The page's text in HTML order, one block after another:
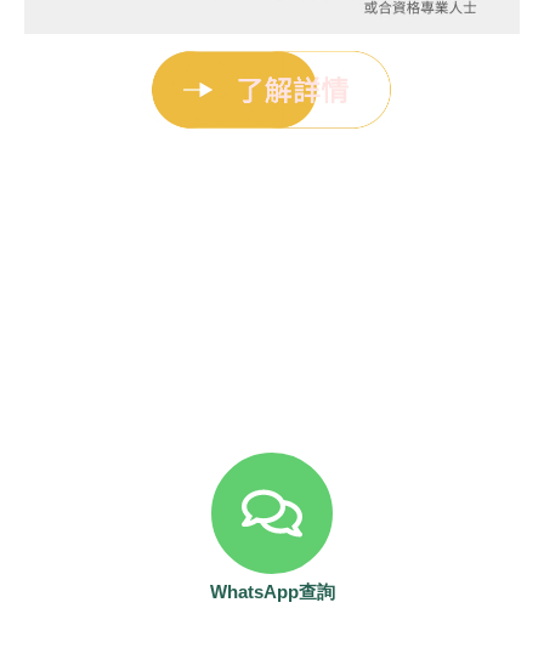
WhatsApp查詢